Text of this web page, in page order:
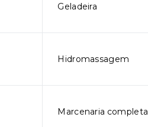
Geladeira
Hidromassagem
Marcenaria completa